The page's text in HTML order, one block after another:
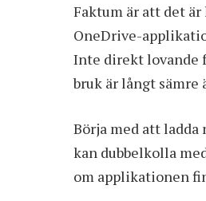
Faktum är att det
OneDrive-
Inte direkt lovande
bruk är långt sämre
Börja med att
kan dubbelkolla
om applikationen